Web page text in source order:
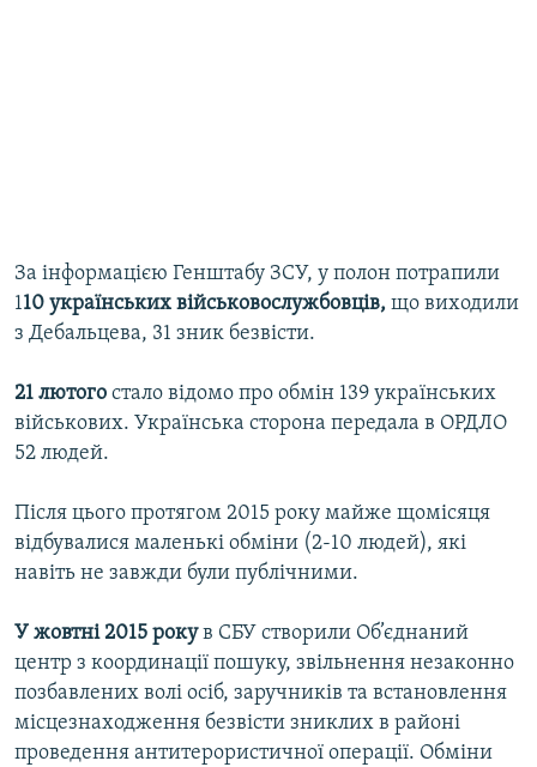
За інформацією Генштабу ЗСУ, у полон потрапили
110 українських військовослужбовців, що виходили
з Дебальцева, 31 зник безвісти.
21 лютого стало відомо про обмін 139 українських
військових. Українська сторона передала в ОРДЛО
52 людей.
Після цього протягом 2015 року майже щомісяця
відбувалися маленькі обміни (2-10 людей), які
навіть не завжди були публічними.
У жовтні 2015 рокув СБУ створили Об’єднаний
центр з координації пошуку, звільнення незаконно
позбавлених волі осіб, заручників та встановлення
місцезнаходження безвісти зниклих в районі
проведення антитерористичної операції. Обміни